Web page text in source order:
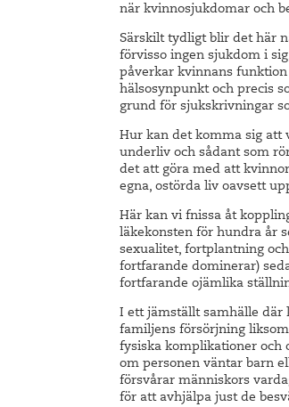
när kvinnosjukdomar och
Särskilt tydligt blir det här
förvisso ingen sjukdom i
påverkar kvinnans
hälsosynpunkt och precis
grund för sjukskrivningar
Hur kan det komma sig att
underliv och sådant som
det att göra med att
egna, ostörda liv oavsett
Här kan vi fnissa åt
läkekonsten för hundra år
sexualitet, fortplantning
fortfarande dominerar)
fortfarande ojämlika
I ett jämställt samhälle där
familjens försörjning
fysiska komplikationer och
om personen väntar barn
försvårar människors
för att avhjälpa just de